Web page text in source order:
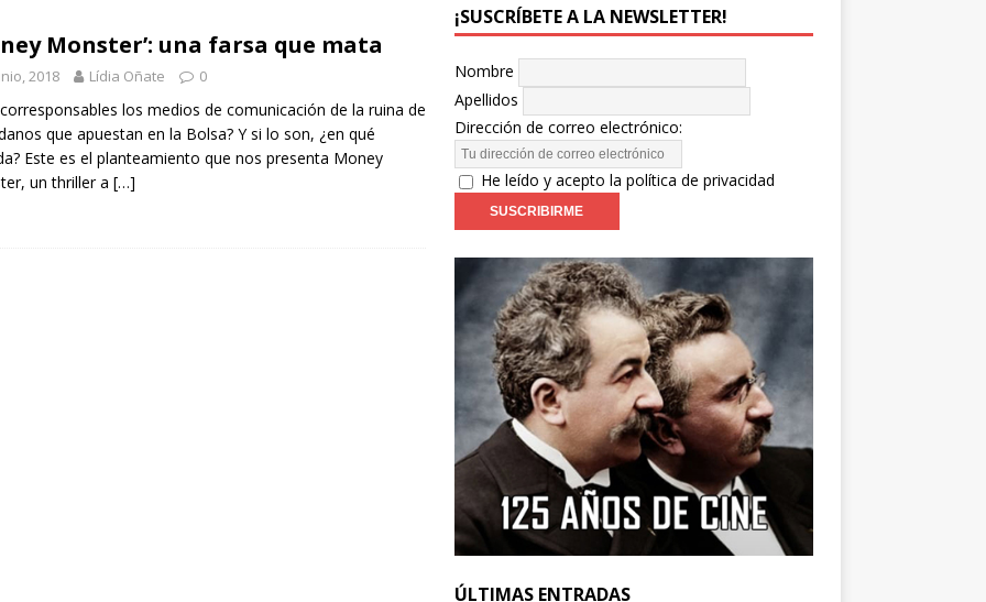
WAGNER: “Con las series, estamos hablando de una forma de
día 4. ‘Los hiperbóreos’ y ‘Kinds of Kindness’ FESTIVALES
Monster’: una farsa que mata
2018 Lídia Oñate 0
los medios de comunicación de la ruina de
que apuestan en la Bolsa? Y si lo son, ¿en qué
Este es el planteamiento que nos presenta Money
un thriller a […]
¡SUSCRÍBETE A LA NEWSLETTER!
Nombre
Apellidos
Dirección de correo electrónico:
He leído y acepto la política de privacidad
ÚLTIMAS ENTRADAS